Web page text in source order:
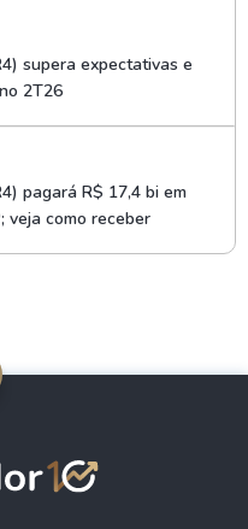
supera expectativas e
2T26
pagará R$ 17,4 bi em
veja como receber